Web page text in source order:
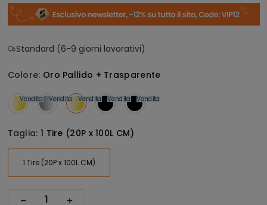
Standard (6-9 giorni lavorativi)
Colore: Oro Pallido + Trasparente
Vendita Vendita Vendita Vendita Vendita
Taglia: 1 Tire (20P x 100L CM)
1 Tire (20P x 100L CM)